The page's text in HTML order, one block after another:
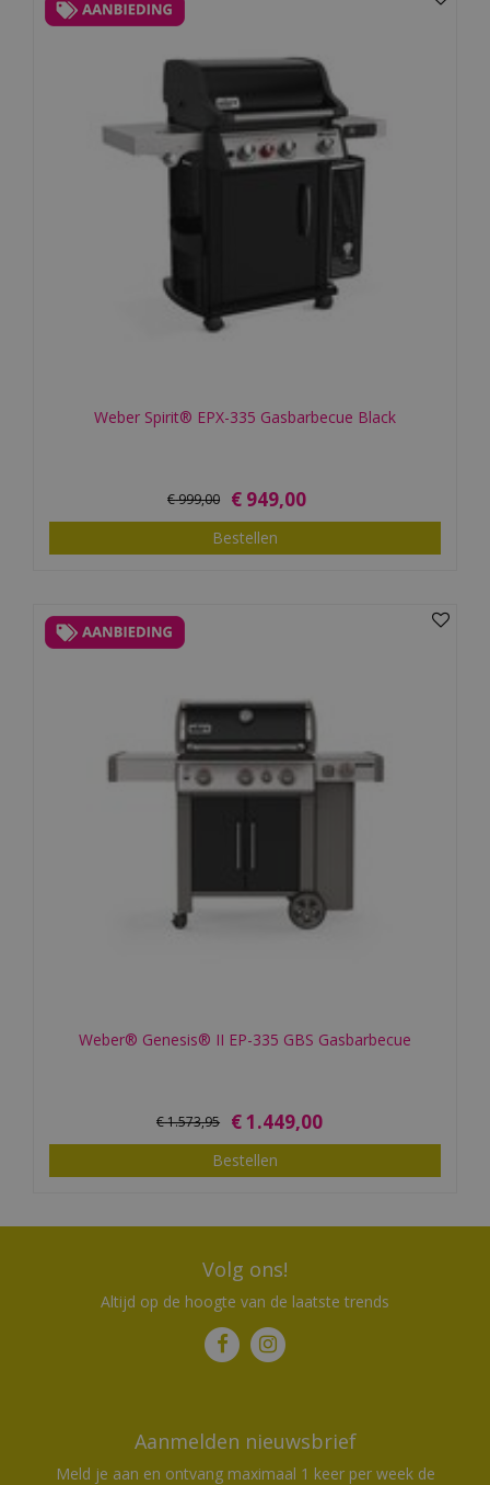
Weber Spirit® EPX-335 Gasbarbecue Black
€999,00 € 949,00
Bestellen
Weber® Genesis® II EP-335 GBS Gasbarbecue
€1.573,95 €1.449,00
Bestellen
Volg ons!
Altijd op de hoogte van de laatste trends
Aanmelden nieuwsbrief
Meld je aan en ontvang maximaal 1 keer per week de